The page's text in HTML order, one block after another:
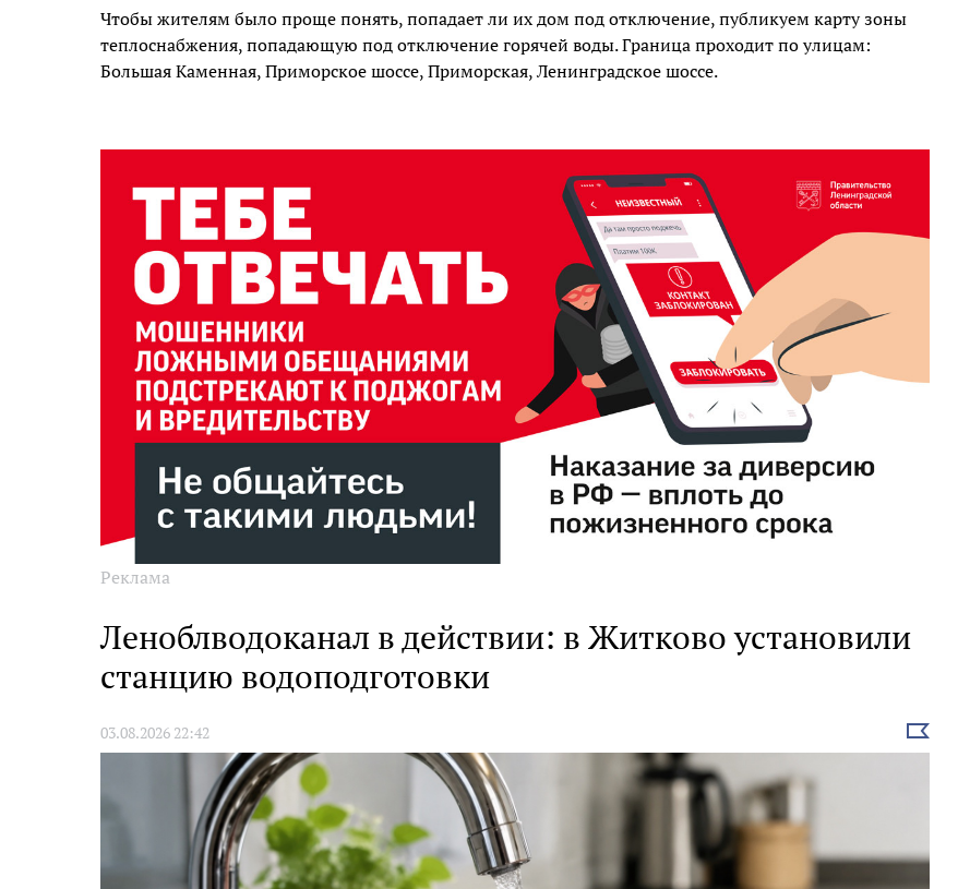
Чтобы жителям было проще понять, попадает ли их дом под отключение, публикуем карту зоны
теплоснабжения, попадающую под отключение горячей воды. Граница проходит по улицам:
Большая Каменная, Приморское шоссе, Приморская, Ленинградское шоссе.
Реклама
Леноблводоканал в действии: в Житково установили
станцию водоподготовки
03.08.2026 22:42
Выбрать
новость